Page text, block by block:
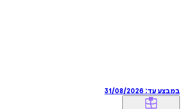
במבצע עד: 31/08/2026